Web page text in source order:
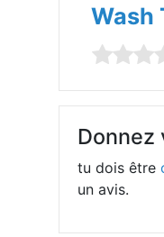
Wash
Donnez
tu dois être
un avis.